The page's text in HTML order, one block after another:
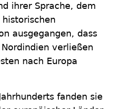
ihrer Sprache, dem
ausgegangen, dass
verließen
nach Europa
fanden sie